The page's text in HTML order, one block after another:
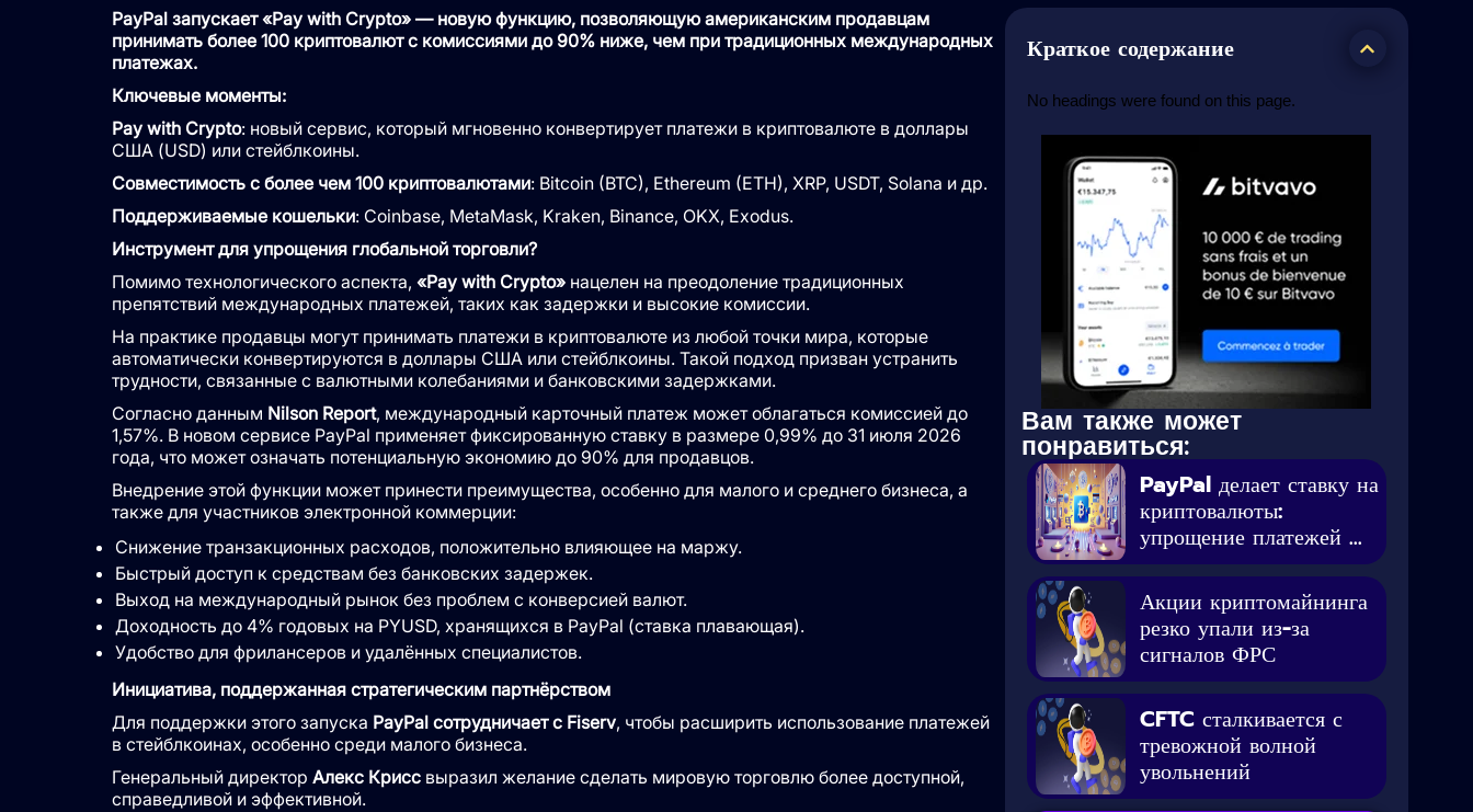
PayPal запускает «Pay with Crypto» — новую функцию, позволяющую американским продавцам
принимать более 100 криптовалют с комиссиями до 90% ниже, чем при традиционных международных
платежах.
Ключевые моменты:
Pay with Crypto: новый сервис, который мгновенно конвертирует платежи в криптовалюте в доллары
США (USD) или стейблкоины.
Совместимость с более чем 100 криптовалютами: Bitcoin (BTC), Ethereum (ETH), XRP, USDT, Solana и др.
Поддерживаемые кошельки: Coinbase, MetaMask, Kraken, Binance, OKX, Exodus.
Инструмент для упрощения глобальной торговли?
Помимо технологического аспекта, «Pay with Crypto»нацелен на преодоление традиционных
препятствий международных платежей, таких как задержки и высокие комиссии.
На практике продавцы могут принимать платежи в криптовалюте из любой точки мира, которые
автоматически конвертируются в доллары США или стейблкоины. Такой подход призван устранить
трудности, связанные с валютными колебаниями и банковскими задержками.
Согласно данным Nilson Report, международный карточный платеж может облагаться комиссией до
1,57%. В новом сервисе PayPal применяет фиксированную ставку в размере 0,99% до 31 июля 2026
года, что может означать потенциальную экономию до 90% для продавцов.
Внедрение этой функции может принести преимущества, особенно для малого и среднего бизнеса, а
также для участников электронной коммерции:
Снижение транзакционных расходов, положительно влияющее на маржу.
Быстрый доступ к средствам без банковских задержек.
Выход на международный рынок без проблем с конверсией валют.
Доходность до 4% годовых на PYUSD, хранящихся в PayPal (ставка плавающая).
Удобство для фрилансеров и удалённых специалистов.
Инициатива, поддержанная стратегическим партнёрством
Для поддержки этого запуска PayPal сотрудничает с Fiserv, чтобы расширить использование платежей
в стейблкоинах, особенно среди малого бизнеса.
Генеральный директор Алекс Криссвыразил желание сделать мировую торговлю более доступной,
справедливой и эффективной.
Краткое содержание
No headings were found on this page.
Вам также может
понравиться:
PayPal делает ставку на
криптовалюты:
упрощение платежей ...
Акции криптомайнинга
резко упали из-за
сигналов ФРС
CFTC сталкивается с
тревожной волной
увольнений